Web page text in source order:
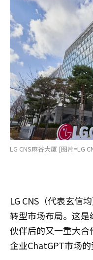
LG CNS麻谷大厦 [图片=LG
LG CNS（代表玄信
转型市场布局。这
伙伴后的又一重大
企业ChatGPT市场的